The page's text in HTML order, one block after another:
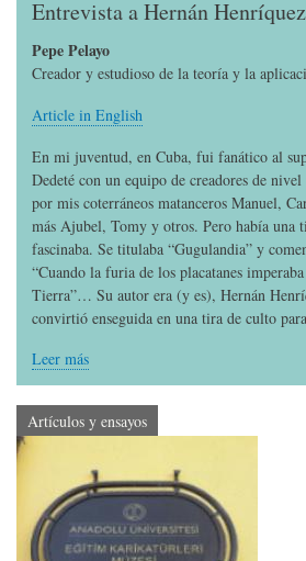
Entrevista a Hernán
Pepe Pelayo
Creador y estudioso de la teoría y la
Article in English
En mi juventud, en Cuba, fui fanático al
Dedeté con un equipo de creadores de
por mis coterráneos matanceros Manuel,
más Ajubel, Tomy y otros. Pero había una
fascinaba. Se titulaba “Gugulandia” y
“Cuando la furia de los placatanes
Tierra”… Su autor era (y es), Hernán
convirtió enseguida en una tira de culto
Leer más
Artículos y ensayos